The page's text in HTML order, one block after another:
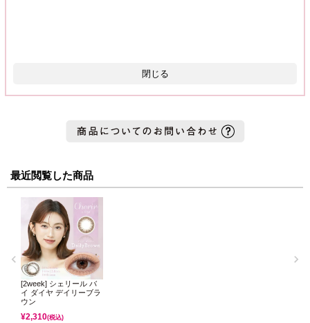
閉じる
最近閲覧した商品
[2week] シェリール バ
イ ダイヤ デイリーブラ
ウン
¥2,310(税込)